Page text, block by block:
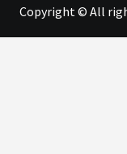
Copyright © All